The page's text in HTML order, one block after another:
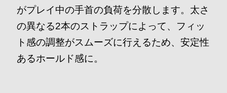
がプレイ中の手首の負荷を分散します。太さ
の異なる2本のストラップによって、フィッ
ト感の調整がスムーズに行えるため、安定性
あるホールド感に。